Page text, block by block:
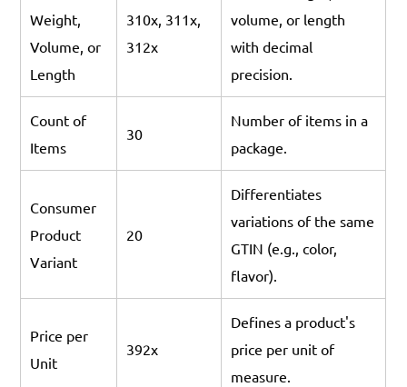
Weight,
Volume, or
Length
310x, 311x,
312x
volume, or length
with decimal
precision.
Count of
Items
30
Number of items in a
package.
Consumer
Product
Variant
20
Differentiates
variations of the same
GTIN (e.g., color,
flavor).
Price per
Unit
392x
Defines a product's
price per unit of
measure.